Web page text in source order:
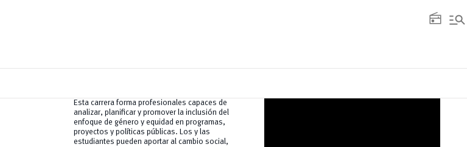
radio manage_search
Esta carrera forma profesionales capaces de
analizar, planificar y promover la inclusión del
enfoque de género y equidad en programas,
proyectos y políticas públicas. Los y las
estudiantes pueden aportar al cambio social,